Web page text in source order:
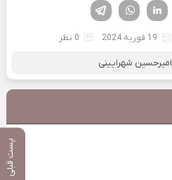
پست قبلی
لینکدین تویتر
فیسوک
19 فوریه 2024 0 نظر
امیرحسین شهرایینی